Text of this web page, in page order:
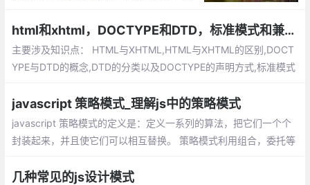
不同于静态类，我们可以延迟单例对象的初
始化，通常这种情况发生在我们需要等待加
载创建单例的依赖。
html和xhtml，DOCTYPE和DTD，标准模式和兼容模式
主要涉及知识点： HTML与XHTML,HTML与XHTML的区别,DOCT
YPE与DTD的概念,DTD的分类以及DOCTYPE的声明方式,标准模式
andard Mode）和兼容模式（Quircks Mode）的区别
javascript 策略模式_理解js中的策略模式
javascript 策略模式的定义是：定义一系列的算法，把它们一个个
封装起来，并且使它们可以相互替换。 策略模式利用组合，委托等
闭原则，使代码更容易理解和扩展， 策略模式中的代码可以复用。
几种常见的js设计模式